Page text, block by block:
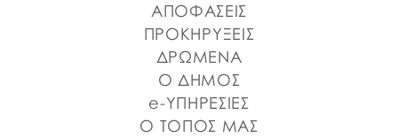
ΑΠΟΦΑΣΕΙΣ
ΠΡΟΚΗΡΥΞΕΙΣ
ΔΡΩΜΕΝΑ
Ο ΔΗΜΟΣ
e-ΥΠΗΡΕΣΙΕΣ
Ο ΤΟΠΟΣ ΜΑΣ